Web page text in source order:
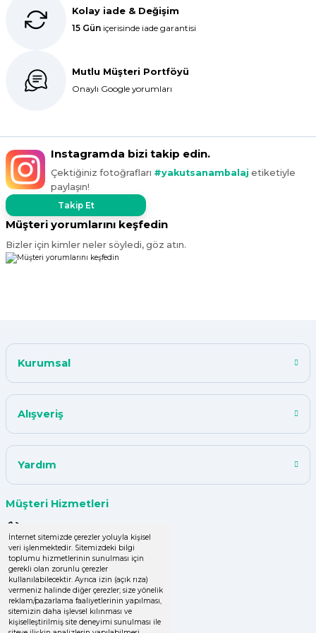
İnternet sitemizde çerezler yoluyla kişisel
veri işlenmektedir. Sitemizdeki bilgi
toplumu hizmetlerinin sunulması için
gerekli olan zorunlu çerezler
kullanılabilecektir. Ayrıca izin (açık rıza)
vermeniz halinde diğer çerezler; size yönelik
reklam/pazarlama faaliyetlerinin yapılması,
sitemizin daha işlevsel kılınması ve
kişiselleştirilmiş site deneyimi sunulması ile
kargo hızlı çıkıyor x firma da
devam ettikçe sizinleyiz
Fiyat iyi
F... K... | 10/11/2024
Çok iyi.
ismail tunca | 26/07/2024
UPHİLL PETHOUSE | 04/06/2024
Uzun süredir alışveriş yapıyorum
herşey çok iyi kalite ve fiyatları
uygun .Ana son siparişimde ürün
GÜLDEN DEMİRCİ | 16/04/2024
Kolay işlem, hızlı sipariş oluşturma,
hızlı kargo
Zeynep Şenbay Gül | 07/04/2024
Deneyimini Paylaş
Kolay iade & Değişim
15 Gün içerisinde iade garantisi
Mutlu Müşteri Portföyü
Onaylı Google yorumları
Instagramda bizi takip edin.
Çektiğiniz fotoğrafları #yakutsanambalaj etiketiyle
paylaşın!
Takip Et
Müşteri yorumlarını keşfedin
Bizler için kimler neler söyledi, göz atın.
Kurumsal
Alışveriş
Yardım
Müşteri Hizmetleri
0 (536) 060 16 65
info@yakutsanambalaj.com.tr
İletişim Bilgilerimiz